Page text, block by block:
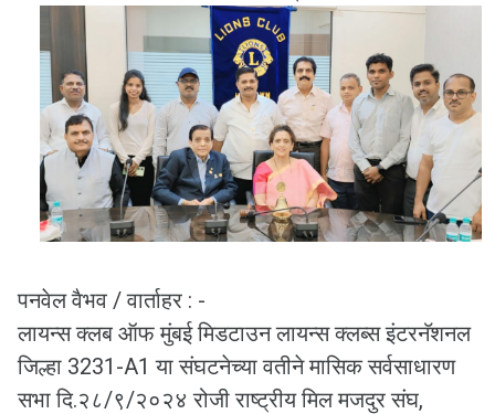
पनवेल वैभव / वार्ताहर : -
लायन्स क्लब ऑफ मुंबई मिडटाउन लायन्स क्लब्स इंटरनॅशनल
जिल्हा 3231-A1 या संघटनेच्या वतीने मासिक सर्वसाधारण
सभा दि.२८/९/२०२४ रोजी राष्ट्रीय मिल मजदुर संघ,